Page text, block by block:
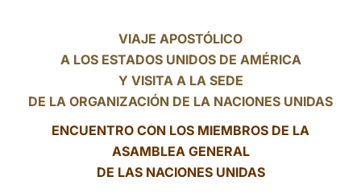
VIAJE APOSTÓLICO
A LOS ESTADOS UNIDOS DE AMÉRICA
Y VISITA A LA SEDE
DE LA ORGANIZACIÓN DE LA NACIONES UNIDAS
ENCUENTRO CON LOS MIEMBROS DE LA
ASAMBLEA GENERAL
DE LAS NACIONES UNIDAS